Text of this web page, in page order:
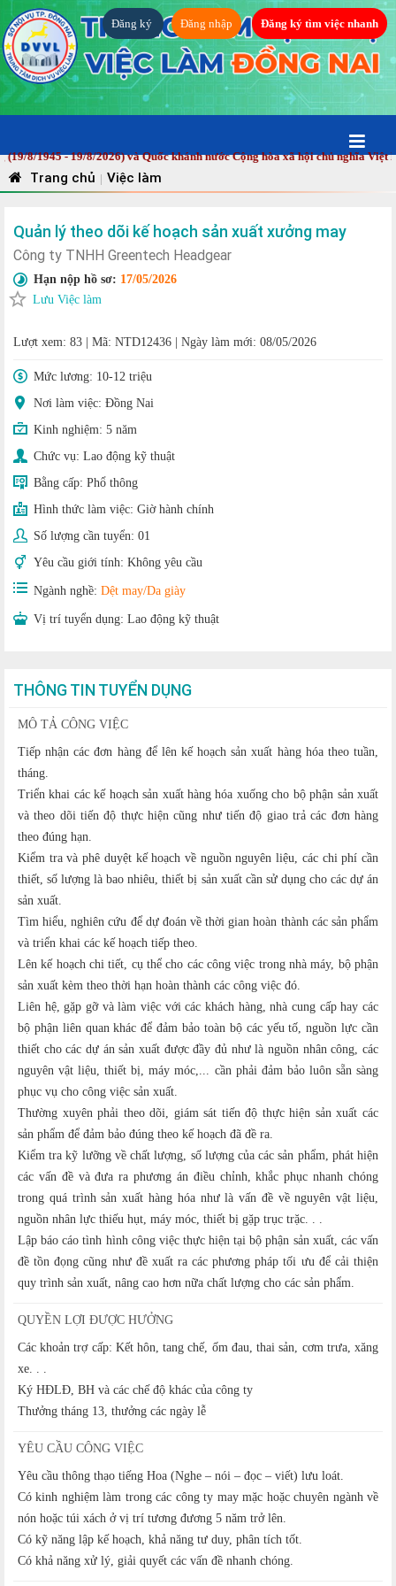
Đăng ký Đăng nhập Đăng ký tìm việc nhanh
- 19/8/2026) và Quốc khánh nước Cộng hòa xã hội chủ nghĩa Việt
Trang chủ | Việc làm
Quản lý theo dõi kế hoạch sản xuất xưởng may
Công ty TNHH Greentech Headgear
Hạn nộp hồ sơ: 17/05/2026
Lưu Việc làm
Lượt xem: 83 Mã: NTD12436 Ngày làm mới: 08/05/2026
Mức lương: 10-12 triệu
Nơi làm việc: Đồng Nai
Kinh nghiệm: 5 năm
Chức vụ: Lao động kỹ thuật
Bằng cấp: Phổ thông
Hình thức làm việc: Giờ hành chính
Số lượng cần tuyển: 01
Yêu cầu giới tính: Không yêu cầu
Ngành nghề: Dệt may/Da giày
Vị trí tuyển dụng: Lao động kỹ thuật
THÔNG TIN TUYỂN DỤNG
MÔ TẢ CÔNG VIỆC
Tiếp nhận các đơn hàng để lên kế hoạch sản xuất hàng hóa theo tuần,
tháng.
Triển khai các kế hoạch sản xuất hàng hóa xuống cho bộ phận sản xuất
và theo dõi tiến độ thực hiện cũng như tiến độ giao trả các đơn hàng
theo đúng hạn.
Kiểm tra và phê duyệt kế hoạch về nguồn nguyên liệu, các chi phí cần
thiết, số lượng là bao nhiêu, thiết bị sản xuất cần sử dụng cho các dự án
sản xuất.
Tìm hiểu, nghiên cứu để dự đoán về thời gian hoàn thành các sản phẩm
và triển khai các kế hoạch tiếp theo.
Lên kế hoạch chi tiết, cụ thể cho các công việc trong nhà máy, bộ phận
sản xuất kèm theo thời hạn hoàn thành các công việc đó.
Liên hệ, gặp gỡ và làm việc với các khách hàng, nhà cung cấp hay các
bộ phận liên quan khác để đảm bảo toàn bộ các yếu tố, nguồn lực cần
thiết cho các dự án sản xuất được đầy đủ như là nguồn nhân công, các
nguyên vật liệu, thiết bị, máy móc,... cần phải đảm bảo luôn sẵn sàng
phục vụ cho công việc sản xuất.
Thường xuyên phải theo dõi, giám sát tiến độ thực hiện sản xuất các
sản phẩm để đảm bảo đúng theo kế hoạch đã đề ra.
Kiểm tra kỹ lưỡng về chất lượng, số lượng của các sản phẩm, phát hiện
các vấn đề và đưa ra phương án điều chỉnh, khắc phục nhanh chóng
trong quá trình sản xuất hàng hóa như là vấn đề về nguyên vật liệu,
nguồn nhân lực thiếu hụt, máy móc, thiết bị gặp trục trặc. . .
Lập báo cáo tình hình công việc thực hiện tại bộ phận sản xuất, các vấn
đề tồn đọng cũng như đề xuất ra các phương pháp tối ưu để cải thiện
quy trình sản xuất, nâng cao hơn nữa chất lượng cho các sản phẩm.
QUYỀN LỢI ĐƯỢC HƯỞNG
Các khoản trợ cấp: Kết hôn, tang chế, ốm đau, thai sản, cơm trưa, xăng
xe. . .
Ký HĐLĐ, BH và các chế độ khác của công ty
Thưởng tháng 13, thưởng các ngày lễ
YÊU CẦU CÔNG VIỆC
Yêu cầu thông thạo tiếng Hoa (Nghe – nói – đọc – viết) lưu loát.
Có kinh nghiệm làm trong các công ty may mặc hoặc chuyên ngành về
nón hoặc túi xách ở vị trí tương đương 5 năm trở lên.
Có kỹ năng lập kế hoạch, khả năng tư duy, phân tích tốt.
Có khả năng xử lý, giải quyết các vấn đề nhanh chóng.